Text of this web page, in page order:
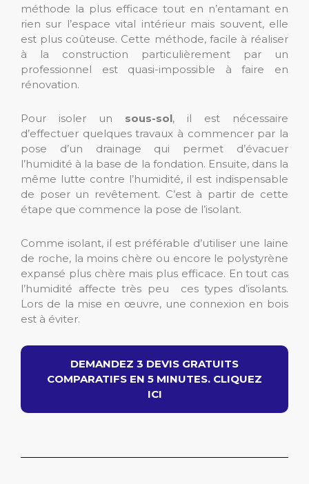
méthode la plus efficace tout en n’entamant en
rien sur l’espace vital intérieur mais souvent, elle
est plus coûteuse. Cette méthode, facile à réaliser
à la construction particulièrement par un
professionnel est quasi-impossible à faire en
rénovation.
Pour isoler un sous-sol, il est nécessaire
d’effectuer quelques travaux à commencer par la
pose d’un drainage qui permet d’évacuer
l’humidité à la base de la fondation. Ensuite, dans la
même lutte contre l’humidité, il est indispensable
de poser un revêtement. C’est à partir de cette
étape que commence la pose de l’isolant.
Comme isolant, il est préférable d’utiliser une laine
de roche, la moins chère ou encore le polystyrène
expansé plus chère mais plus efficace. En tout cas
l’humidité affecte très peu ces types d’isolants.
Lors de la mise en œuvre, une connexion en bois
est à éviter.
DEMANDEZ 3 DEVIS GRATUITS
COMPARATIFS EN 5 MINUTES. CLIQUEZ
ICI